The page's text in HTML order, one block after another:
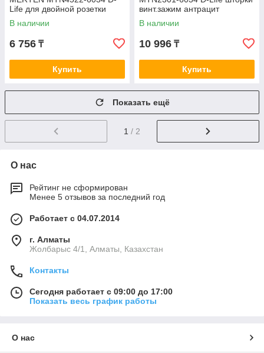
Life для двойной розетки
RJ45 антрацит
В наличии
6 756 ₸
Купить
винт.зажим антрацит
В наличии
10 996 ₸
Купить
Показать ещё
1 / 2
О нас
Рейтинг не сформирован
Менее 5 отзывов за последний год
Работает с 04.07.2014
г. Алматы
Жолбарыс 4/1, Алматы, Казахстан
Контакты
Сегодня работает с 09:00 до 17:00
Показать весь график работы
О нас